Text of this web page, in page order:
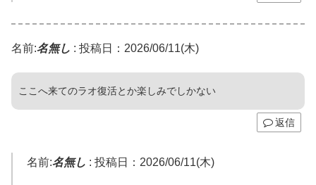
名前:名無し : 投稿日：2026/06/11(木)
ここへ来てのラオ復活とか楽しみでしかない
返信
名前:名無し : 投稿日：2026/06/11(木)